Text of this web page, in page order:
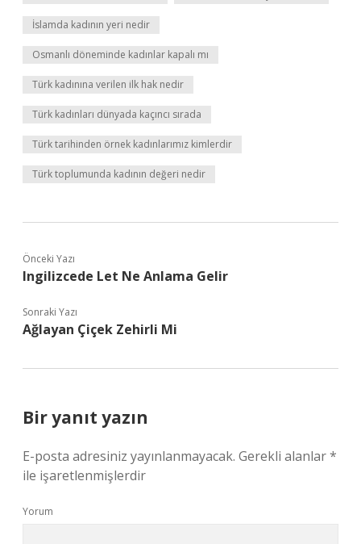
İslamda kadının yeri nedir
Osmanlı döneminde kadınlar kapalı mı
Türk kadınına verilen ilk hak nedir
Türk kadınları dünyada kaçıncı sırada
Türk tarihinden örnek kadınlarımız kimlerdir
Türk toplumunda kadının değeri nedir
Önceki Yazı
Ingilizcede Let Ne Anlama Gelir
Sonraki Yazı
Ağlayan Çiçek Zehirli Mi
Bir yanıt yazın
E-posta adresiniz yayınlanmayacak. Gerekli alanlar*
ile işaretlenmişlerdir
Yorum